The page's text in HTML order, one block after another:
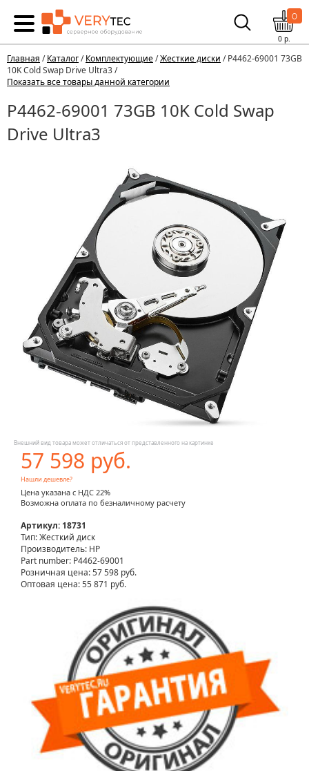
0
0р.
Главная /Каталог/Комплектующие/Жесткие диски / P4462-69001 73GB
10K Cold Swap Drive Ultra3 /
Показать все товары данной категории
P4462-69001 73GB 10K Cold Swap
Drive Ultra3
Внешний вид товара может отличаться от представленного на картинке
57 598 руб.
Нашли дешевле?
Цена указана с НДС 22%
Возможна оплата по безналичному расчету
Артикул: 18731
Тип: Жесткий диск
Производитель: HP
Part number: P4462-69001
Розничная цена:57 598 руб.
Оптовая цена: 55 871 руб.